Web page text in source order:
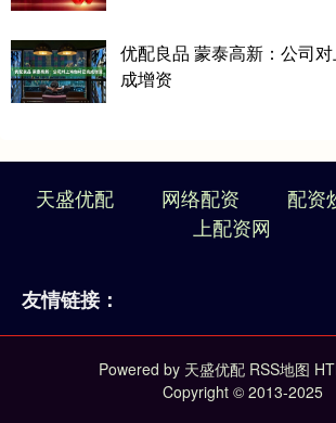
优配良品 蒙泰高新：公司
成增资
天盛优配 网络配资 配资
上配资网
友情链接：
Powered by 天盛优配 RSS地图
Copyright © 2013-2025